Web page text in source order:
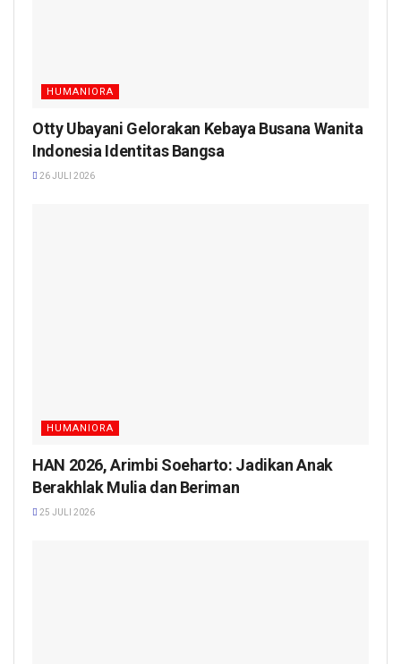
HUMANIORA
Otty Ubayani Gelorakan Kebaya Busana Wanita
Indonesia Identitas Bangsa
26 JULI 2026
HUMANIORA
HAN 2026, Arimbi Soeharto: Jadikan Anak
Berakhlak Mulia dan Beriman
25 JULI 2026